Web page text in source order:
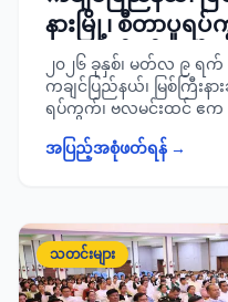
နားမြို့၊ စီတာပူ
၁၀၀ စိုက်ခင်းတွင်
ပဲပုပ်) သီးနှံများအ
အခြေအနေအား ကွ
၂၀၂၆ ခုနှစ်၊ မတ်လ ၉ ရ
ကချင်ပြည်နယ်၊ မြစ်ကြီးနား
ရပ်ကွက်၊ ဗလမင်းထင် ဧက
ပဲပုပ်) သီးနှံများအောင်မြင်
သတင်းရရှိ ပါသည်။
အပြည့်အစုံဖတ်ရန် →
သတင်းများ